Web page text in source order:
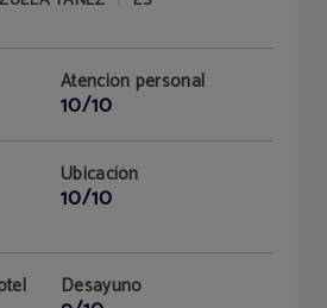
Atención personal
10/10
Ubicación
10/10
Desayuno